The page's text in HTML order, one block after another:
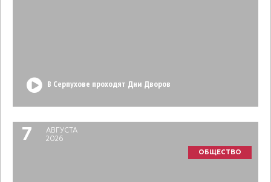
В Серпухове проходят Дни Дворов
7
АВГУСТА
2026
ОБЩЕСТВО